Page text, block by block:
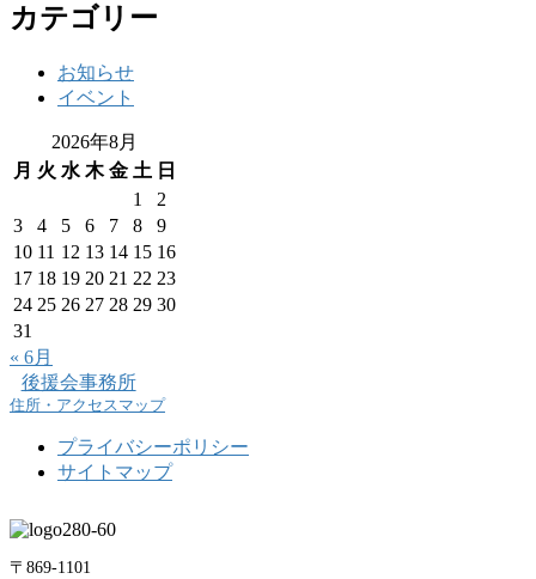
カテゴリー
お知らせ
イベント
2026年8月
月 火 水 木 金 土 日
1
2
3
4 5 6 7 8
9
10 11 12 13 14 15 16
17 18 19 20 21 22 23
24 25 26 27 28 29 30
31
« 6月
後援会事務所
住所・アクセスマップ
プライバシーポリシー
サイトマップ
〒869-1101